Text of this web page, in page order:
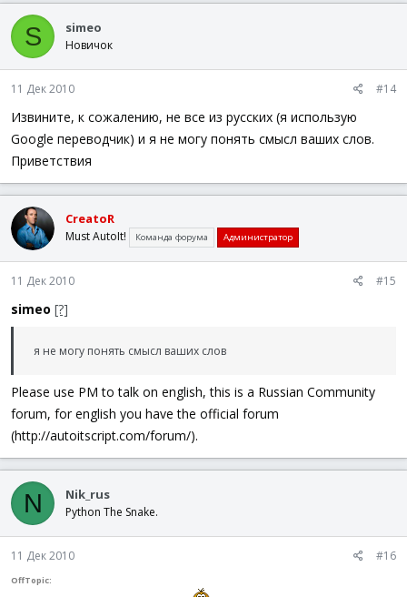
S simeo
Новичок
11 Дек 2010 #14
Извините, к сожалению, не все из русских (я использую
Google переводчик) и я не могу понять смысл ваших слов.
Приветствия
CreatoR
Must AutoIt! Команда форума Администратор
11 Дек 2010 #15
simeo [?]
я не могу понять смысл ваших слов
Please use PM to talk on english, this is a Russian Community
forum, for english you have the official forum
(http://autoitscript.com/forum/).
N Nik_rus
Python The Snake.
11 Дек 2010 #16
OffTopic: